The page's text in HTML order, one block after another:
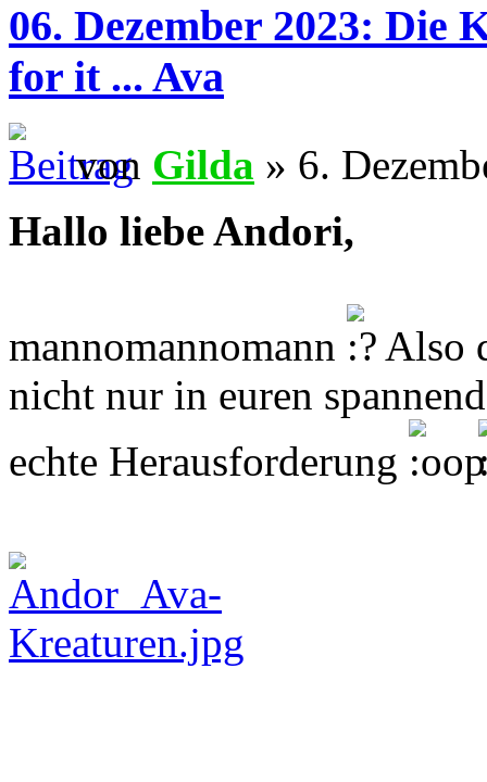
06. Dezember 2023: Die
for it ... Ava
von Gilda » 6.
Hallo liebe Andori,
mannomannomann
Also
nicht nur in euren
echte Herausforderung